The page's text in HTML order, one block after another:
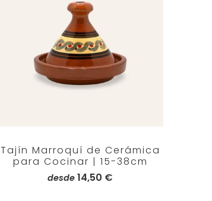
Tajín Marroquí de Cerámica
para Cocinar | 15-38cm
desde 14,50 €